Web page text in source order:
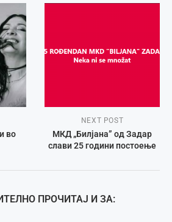
во
NEXT POST
МКД „Билјана” од Задар
слави 25 години постоење
ПРОЧИТАЈ И ЗА: